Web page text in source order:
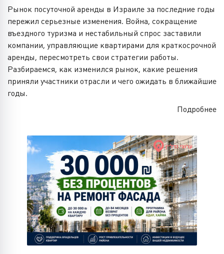
Рынок посуточной аренды в Израиле за последние годы
пережил серьезные изменения. Война, сокращение
въездного туризма и нестабильный спрос заставили
компании, управляющие квартирами для краткосрочной
аренды, пересмотреть свои стратегии работы.
Разбираемся, как изменился рынок, какие решения
приняли участники отрасли и чего ожидать в ближайшие
годы.
Подробнее